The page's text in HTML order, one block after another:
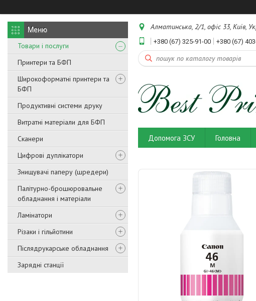
Товари і послуги
Принтери та БФП
Широкоформатні принтери та
БФП
Продуктивні системи друку
Витратні матеріали для БФП
Сканери
Цифрові дуплікатори
Знищувачі паперу (шредери)
Палітурно-брошюровальне
обладнання і матеріали
Ламінатори
Різаки і гільйотини
Післядрукарське обладнання
Зарядні станції
Алматинська, 2/1, офіс 33, Київ,
+380 (67) 325-91-00 +380 (67)
Допомога ЗСУ Головна